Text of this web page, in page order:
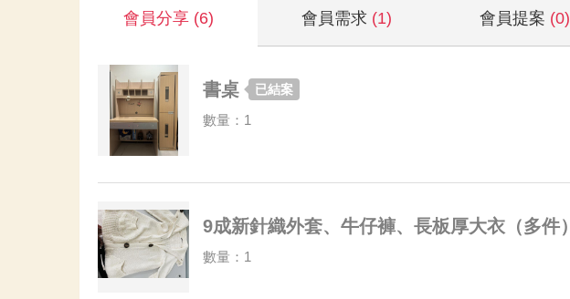
會員分享 (6) 會員需求 (1) 會員提案 (0)
書桌 已結案
數量：1
9成新針織外套、牛仔褲、長板厚大衣（多件）
數量：1